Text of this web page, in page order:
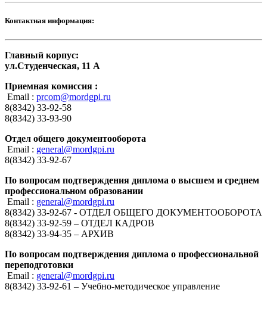
Контактная информация:
Главный корпус:
ул.Студенческая, 11 А
Приемная комиссия :
Email : prcom@mordgpi.ru
8(8342) 33-92-58
8(8342) 33-93-90
Отдел общего документооборота
Email : general@mordgpi.ru
8(8342) 33-92-67
По вопросам подтверждения диплома о высшем и среднем
профессиональном образовании
Email : general@mordgpi.ru
8(8342) 33-92-67 - ОТДЕЛ ОБЩЕГО ДОКУМЕНТООБОРОТА
8(8342) 33-92-59 – ОТДЕЛ КАДРОВ
8(8342) 33-94-35 – АРХИВ
По вопросам подтверждения диплома о профессиональной
переподготовки
Email : general@mordgpi.ru
8(8342) 33-92-61 – Учебно-методическое управление